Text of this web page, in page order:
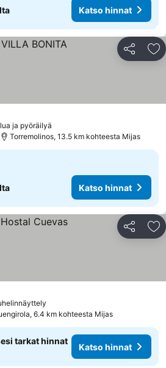
Katso hinnat
Jaa
ja pyöräilyä
hinnat
Torremolinos, 13.5 km kohteesta Mijas
Katso hinnat
Jaa
hinnat
6.4 km kohteesta Mijas
tarkat hinnat
Katso hinnat